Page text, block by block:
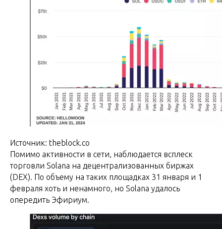
Источник: theblock.co
Помимо активности в сети, наблюдается всплеск
торговли Solana на децентрализованных биржах
(DEX). По объему на таких площадках 31 января и 1
февраля хоть и ненамного, но Solana удалось
опередить Эфириум.